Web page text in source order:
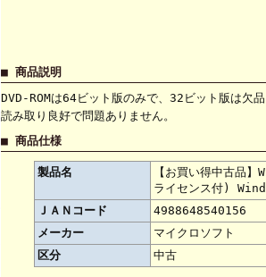
■ 商品説明
DVD-ROMは64ビット版のみで、32ビット版は欠
読み取り良好で問題ありません。
■ 商品仕様
製品名
【お買い得中古
ライセンス付)
ＪＡＮコード
4988648540156
メーカー
マイクロソフト
区分
中古